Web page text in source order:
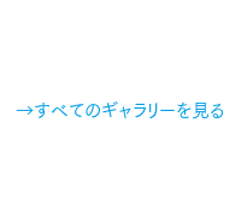
→すべてのギャラリーを見る